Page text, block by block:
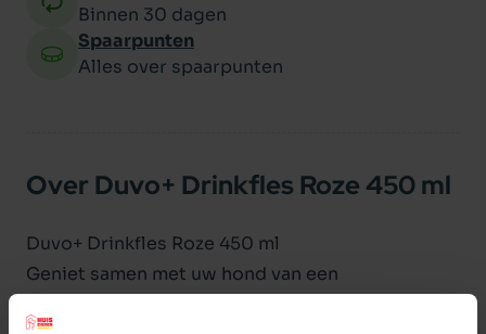
Binnen 30 dagen
Spaarpunten
Alles over spaarpunten
Over Duvo+ Drinkfles Roze 450 ml
Duvo+ Drinkfles Roze 450 ml
Geniet samen met uw hond van een